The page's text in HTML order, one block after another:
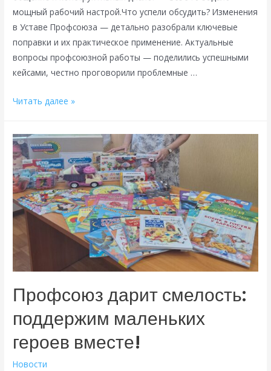
мощный рабочий настрой.Что успели обсудить? Изменения
в Уставе Профсоюза — детально разобрали ключевые
поправки и их практическое применение. Актуальные
вопросы профсоюзной работы — поделились успешными
кейсами, честно проговорили проблемные …
Профсоюзный
деле!
Читать далее »
Профсоюз дарит смелость:
поддержим маленьких
героев вместе!
Новости